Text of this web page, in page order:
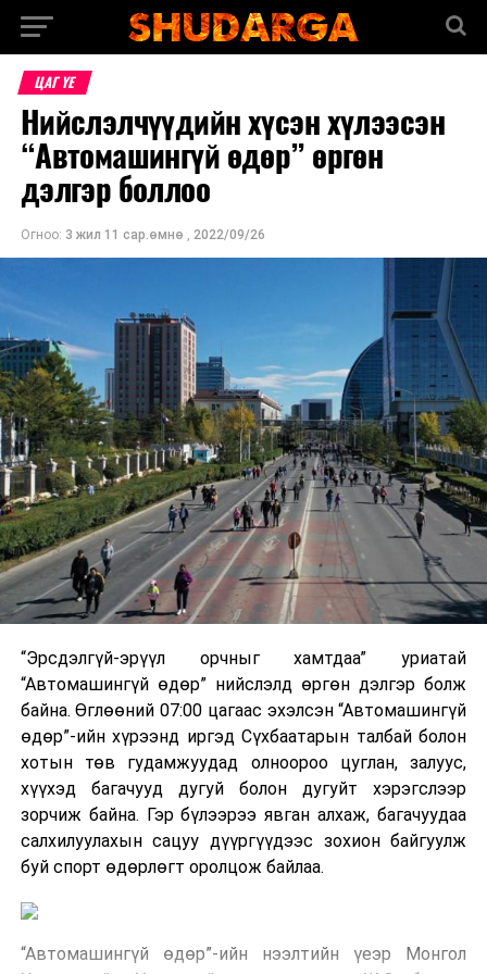
ЦАГ ҮЕ
Нийслэлчүүдийн хүсэн хүлээсэн
“Автомашингүй өдөр” өргөн
дэлгэр боллоо
Огноо: 3 жил 11 сар.өмнө , 2022/09/26
“Эрсдэлгүй-эрүүл орчныг хамтдаа” уриатай
“Автомашингүй өдөр” нийслэлд өргөн дэлгэр болж
байна. Өглөөний 07:00 цагаас эхэлсэн “Автомашингүй
өдөр”-ийн хүрээнд иргэд Сүхбаатарын талбай болон
хотын төв гудамжуудад олноороо цуглан, залуус,
хүүхэд багачууд дугуй болон дугуйт хэрэгслээр
зорчиж байна. Гэр бүлээрээ явган алхаж, багачуудаа
салхилуулахын сацуу дүүргүүдээс зохион байгуулж
буй спорт өдөрлөгт оролцож байлаа.
“Автомашингүй өдөр”-ийн нээлтийн үеэр Монгол